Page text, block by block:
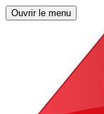
Ouvrir le menu